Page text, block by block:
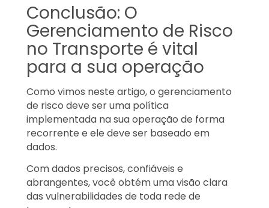
Conclusão: O
Gerenciamento de Risco
no Transporte é vital
para a sua operação
Como vimos neste artigo, o gerenciamento
de risco deve ser uma política
implementada na sua operação de forma
recorrente e ele deve ser baseado em
dados.
Com dados precisos, confiáveis ​​e
abrangentes, você obtém uma visão clara
das vulnerabilidades de toda rede de